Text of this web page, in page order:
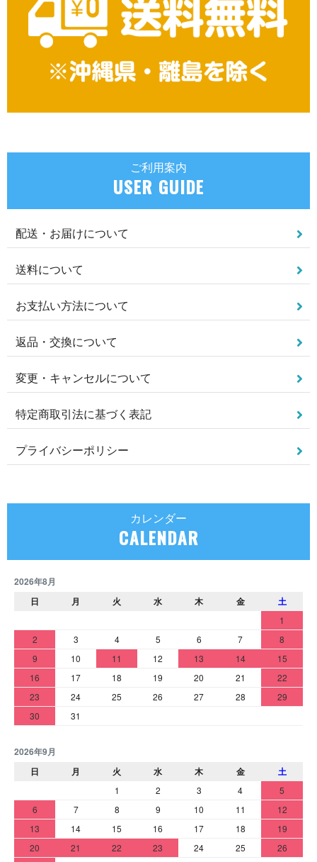
ご利用案内
USER GUIDE
配送・お届けについて
送料について
お支払い方法について
返品・交換について
変更・キャンセルについて
特定商取引法に基づく表記
プライバシーポリシー
カレンダー
CALENDAR
2026年8月
日
月 火 水 木 金 土
1
2
3 4 5 6 7
8
9
10 11 12 13 14
15
16
17 18 19 20 21
22
23
24 25 26 27 28
29
30
31
2026年9月
日
月 火 水 木 金 土
1 2 3 4
5
6
7 8 9 10 11
12
13
14 15 16 17 18
19
20
21 22 23 24 25
26